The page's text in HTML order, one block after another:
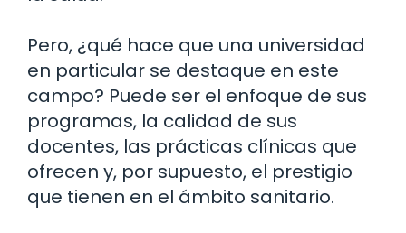
Pero, ¿qué hace que una universidad
en particular se destaque en este
campo? Puede ser el enfoque de sus
programas, la calidad de sus
docentes, las prácticas clínicas que
ofrecen y, por supuesto, el prestigio
que tienen en el ámbito sanitario.